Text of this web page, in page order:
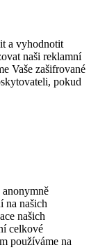
a vyhodnotit
naši reklamní
Vaše zašifrované
pokud
anonymně
na našich
našich
celkové
používáme na